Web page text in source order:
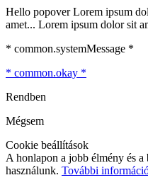
Hello popover Lorem ipsum
amet... Lorem ipsum dolor sit
* common.systemMessage *
* common.okay *
Rendben
Mégsem
Cookie beállítások
A honlapon a jobb élmény és
használunk. További